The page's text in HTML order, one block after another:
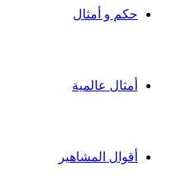
حكم و أمثال
أمثال عالمية
أقوال المشاهير